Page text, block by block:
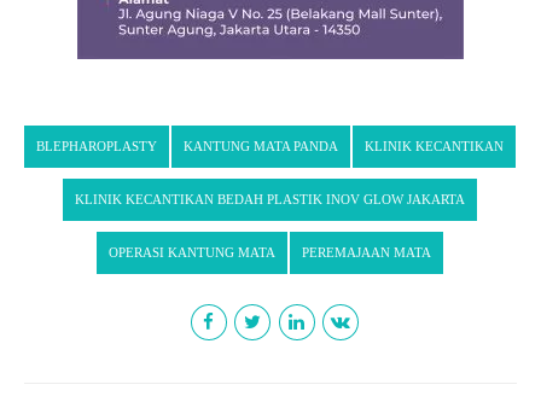
BLEPHAROPLASTY KANTUNG MATA PANDA KLINIK KECANTIKAN
KLINIK KECANTIKAN BEDAH PLASTIK INOV GLOW JAKARTA
OPERASI KANTUNG MATA PEREMAJAAN MATA